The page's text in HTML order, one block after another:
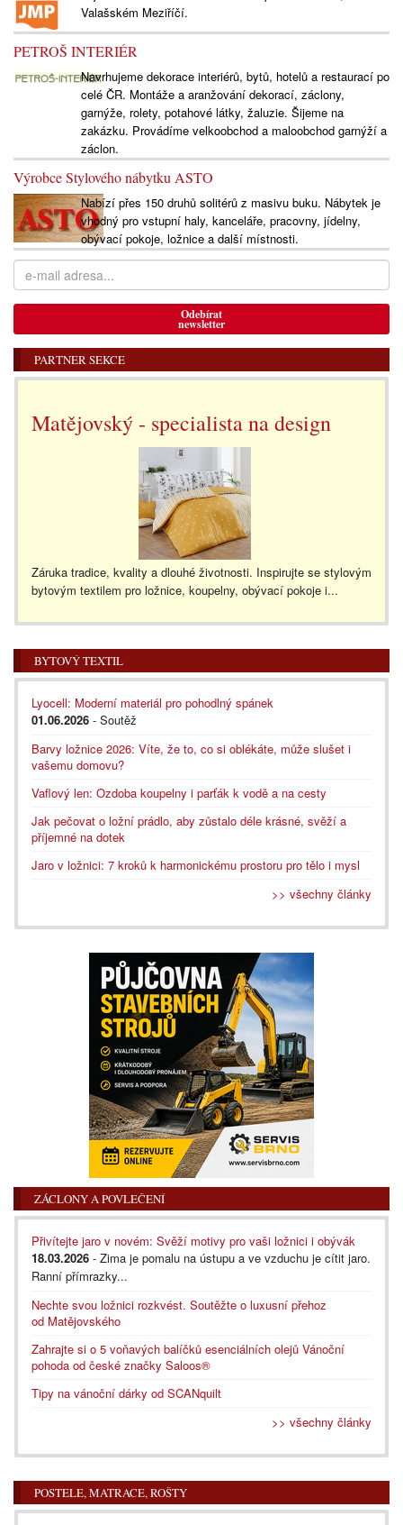
Valašském Meziříčí.
PETROŠ INTERIÉR
Navrhujeme dekorace interiérů, bytů, hotelů a restaurací po
celé ČR. Montáže a aranžování dekorací, záclony,
garnýže, rolety, potahové látky, žaluzie. Šijeme na
zakázku. Provádíme velkoobchod a maloobchod garnýží a
záclon.
Výrobce Stylového nábytku ASTO
Nabízí přes 150 druhů solitérů z masivu buku. Nábytek je
vhodný pro vstupní haly, kanceláře, pracovny, jídelny,
obývací pokoje, ložnice a další místnosti.
Odebírat
newsletter
PARTNER SEKCE
Matějovský - specialista na design
Záruka tradice, kvality a dlouhé životnosti. Inspirujte se stylovým
bytovým textilem pro ložnice, koupelny, obývací pokoje i...
BYTOVÝ TEXTIL
Lyocell: Moderní materiál pro pohodlný spánek
01.06.2026 - Soutěž
Barvy ložnice 2026: Víte, že to, co si oblékáte, může slušet i
vašemu domovu?
Vaflový len: Ozdoba koupelny i parťák k vodě a na cesty
Jak pečovat o ložní prádlo, aby zůstalo déle krásné, svěží a
příjemné na dotek
Jaro v ložnici: 7 kroků k harmonickému prostoru pro tělo i mysl
>> všechny články
ZÁCLONY A POVLEČENÍ
Přivítejte jaro v novém: Svěží motivy pro vaši ložnici i obývák
18.03.2026 - Zima je pomalu na ústupu a ve vzduchu je cítit jaro.
Ranní přímrazky...
Nechte svou ložnici rozkvést. Soutěžte o luxusní přehoz
od Matějovského
Zahrajte si o 5 voňavých balíčků esenciálních olejů Vánoční
pohoda od české značky Saloos®
Tipy na vánoční dárky od SCANquilt
>> všechny články
POSTELE, MATRACE, ROŠTY